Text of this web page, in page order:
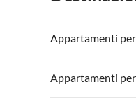
Appartamenti
Appartamenti per
Appartamenti